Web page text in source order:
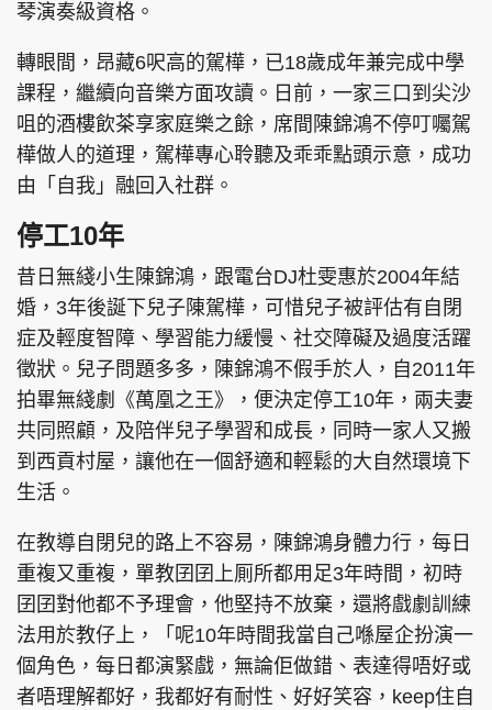
琴演奏級資格。
轉眼間，昂藏6呎高的駕樺，已18歲成年兼完成中學
課程，繼續向音樂方面攻讀。日前，一家三口到尖沙
咀的酒樓飲茶享家庭樂之餘，席間陳錦鴻不停叮囑駕
樺做人的道理，駕樺專心聆聽及乖乖點頭示意，成功
由「自我」融回入社群。
停工10年
昔日無綫小生陳錦鴻，跟電台DJ杜雯惠於2004年結
婚，3年後誕下兒子陳駕樺，可惜兒子被評估有自閉
症及輕度智障、學習能力緩慢、社交障礙及過度活躍
徵狀。兒子問題多多，陳錦鴻不假手於人，自2011年
拍畢無綫劇《萬凰之王》，便決定停工10年，兩夫妻
共同照顧，及陪伴兒子學習和成長，同時一家人又搬
到西貢村屋，讓他在一個舒適和輕鬆的大自然環境下
生活。
在教導自閉兒的路上不容易，陳錦鴻身體力行，每日
重複又重複，單教囝囝上厠所都用足3年時間，初時
囝囝對他都不予理會，他堅持不放棄，還將戲劇訓練
法用於教仔上，「呢10年時間我當自己喺屋企扮演一
個角色，每日都演緊戲，無論佢做錯、表達得唔好或
者唔理解都好，我都好有耐性、好好笑容，keep住自